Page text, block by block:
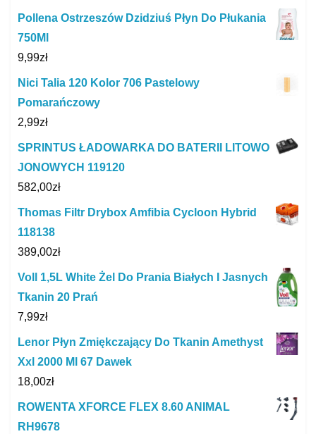
Pollena Ostrzeszów Dzidziuś Płyn Do Płukania
750Ml
9,99zł
Nici Talia 120 Kolor 706 Pastelowy
Pomarańczowy
2,99zł
SPRINTUS ŁADOWARKA DO BATERII LITOWO
JONOWYCH 119120
582,00zł
Thomas Filtr Drybox Amfibia Cycloon Hybrid
118138
389,00zł
Voll 1,5L White Żel Do Prania Białych I Jasnych
Tkanin 20 Prań
7,99zł
Lenor Płyn Zmiękczający Do Tkanin Amethyst
Xxl 2000 Ml 67 Dawek
18,00zł
ROWENTA XFORCE FLEX 8.60 ANIMAL
RH9678